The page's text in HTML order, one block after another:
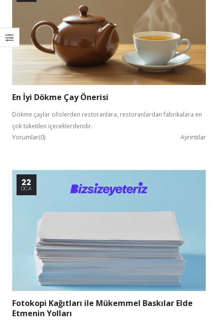
En İyi Dökme Çay Önerisi
Dökme çaylar ofislerden restoranlara, restoranlardan fabrikalara en
çok tüketilen içeceklerdendir.
Yorumlar(0) Ayrıntılar
22
OCA
Fotokopi Kağıtları ile Mükemmel Baskılar Elde
Etmenin Yolları